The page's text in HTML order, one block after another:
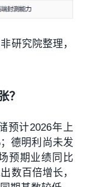
研究院整理，
？
预计2026年上
德明利尚未发
预期业绩同比
数百倍增长，